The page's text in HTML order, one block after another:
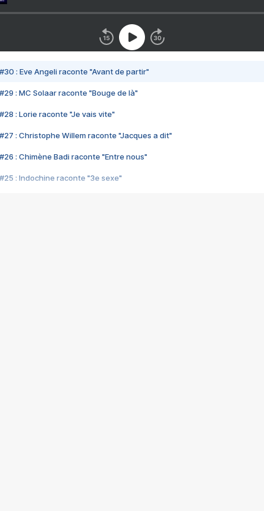
#30 : Eve Angeli raconte "Avant de partir"
#29 : MC Solaar raconte "Bouge de là"
#28 : Lorie raconte "Je vais vite"
#27 : Christophe Willem raconte "Jacques a dit"
#26 : Chimène Badi raconte "Entre nous"
#25 : Indochine raconte "3e sexe"